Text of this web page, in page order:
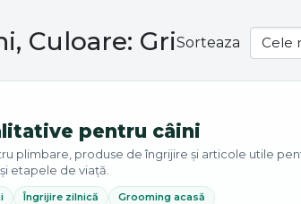
Culoare: GriSorteaza
pentru câini
plimbare, produse de îngrijire și articole utile
etapele de viață.
Îngrijire zilnică Grooming acasă